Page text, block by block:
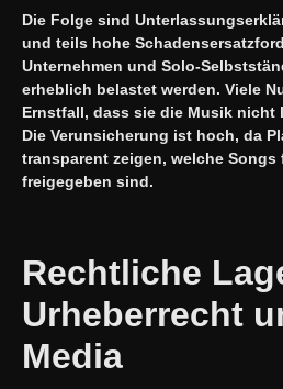
Die Folge sind
und teils hohe
Unternehmen und Solo-
erheblich belastet werden. Viele
Ernstfall, dass sie die Musik nicht
Die Verunsicherung ist hoch, da
transparent zeigen, welche Songs
freigegeben sind.
Rechtliche
Urheberrecht
Media